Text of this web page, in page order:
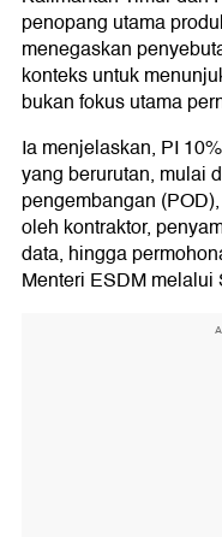
penopang utama
menegaskan
konteks untuk
bukan fokus utama
Ia menjelaskan, PI
yang berurutan, mulai
pengembangan
oleh kontraktor,
data, hingga
Menteri ESDM melalui